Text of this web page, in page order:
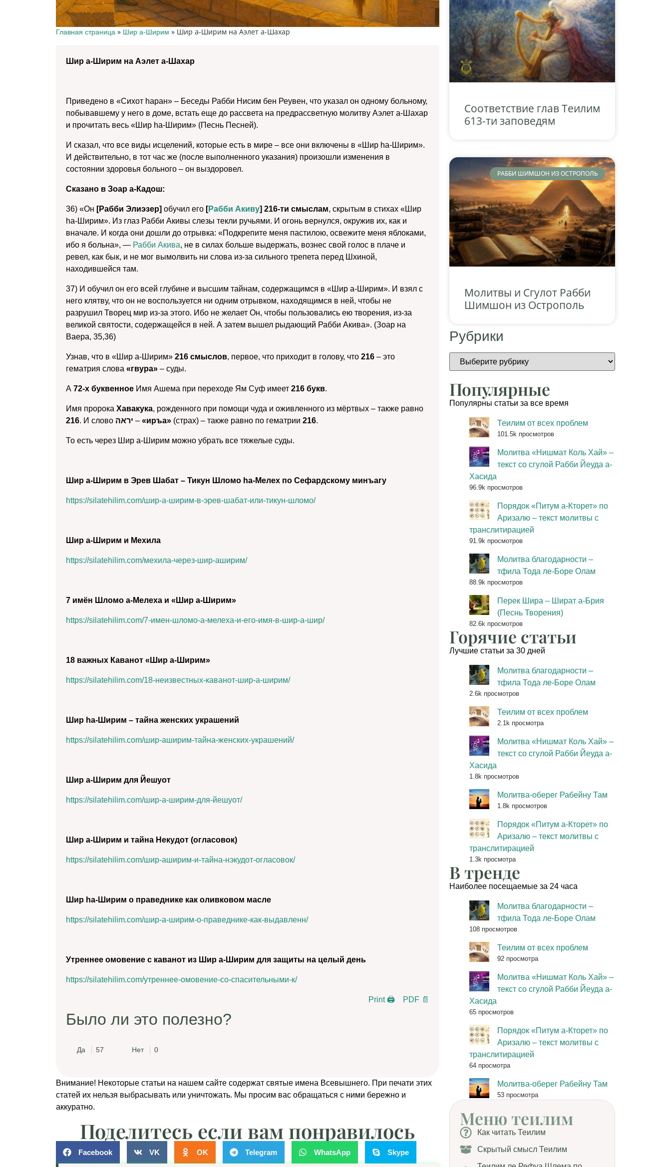
Главная страница » Шир а-Ширим » Шир а-Ширим на Аэлет а-Шахар
Шир а-Ширим на Аэлет а-Шахар
Приведено в «Сихот hаран» – Беседы Рабби Нисим бен Реувен, что указал он одному больному,
побывавшему у него в доме, встать еще до рассвета на предрассветную молитву Аэлет а-Шахар
и прочитать весь «Шир hа-Ширим» (Песнь Песней).
И сказал, что все виды исцелений, которые есть в мире – все они включены в «Шир hа-Ширим».
И действительно, в тот час же (после выполненного указания) произошли изменения в
состоянии здоровья больного – он выздоровел.
Сказано в Зоар а-Кадош:
36) «Он [Рабби Элиэзер] обучил его [Рабби Акиву] 216-ти смыслам, скрытым в стихах «Шир
hа-Ширим». Из глаз Рабби Акивы слезы текли ручьями. И огонь вернулся, окружив их, как и
вначале. И когда они дошли до отрывка: «Подкрепите меня пастилою, освежите меня яблоками,
ибо я больна», — Рабби Акива, не в силах больше выдержать, вознес свой голос в плаче и
ревел, как бык, и не мог вымолвить ни слова из-за сильного трепета перед Шхиной,
находившейся там.
37) И обучил он его всей глубине и высшим тайнам, содержащимся в «Шир а-Ширим». И взял с
него клятву, что он не воспользуется ни одним отрывком, находящимся в ней, чтобы не
разрушил Творец мир из-за этого. Ибо не желает Он, чтобы пользовались ею творения, из-за
великой святости, содержащейся в ней. А затем вышел рыдающий Рабби Акива». (Зоар на
Ваера, 35,36)
Узнав, что в «Шир а-Ширим» 216 смыслов, первое, что приходит в голову, что 216 – это
гематрия слова «гвура» – суды.
А 72-х буквенное Имя Ашема при переходе Ям Суф имеет 216 букв.
Имя пророка Хавакука, рожденного при помощи чуда и оживленного из мёртвых – также равно
216. И слово יראה – «иръа» (страх) – также равно по гематрии 216.
То есть через Шир а-Ширим можно убрать все тяжелые суды.
Шир а-Ширим в Эрев Шабат – Тикун Шломо hа-Мелех по Сефардскому минъагу
https://silatehilim.com/шир-а-ширим-в-эрев-шабат-или-тикун-шломо/
Шир а-Ширим и Мехила
https://silatehilim.com/мехила-через-шир-аширим/
7 имён Шломо а-Мелеха и «Шир а-Ширим»
https://silatehilim.com/7-имен-шломо-а-мелеха-и-его-имя-в-шир-а-шир/
18 важных Каванот «Шир а-Ширим»
https://silatehilim.com/18-неизвестных-каванот-шир-а-ширим/
Шир hа-Ширим – тайна женских украшений
https://silatehilim.com/шир-аширим-тайна-женских-украшений/
Шир а-Ширим для Йешуот
https://silatehilim.com/шир-а-ширим-для-йешуот/
Шир а-Ширим и тайна Некудот (огласовок)
https://silatehilim.com/шир-аширим-и-тайна-нэкудот-огласовок/
Шир hа-Ширим о праведнике как оливковом масле
https://silatehilim.com/шир-а-ширим-о-праведнике-как-выдавленн/
Утреннее омовение с каванот из Шир а-Ширим для защиты на целый день
https://silatehilim.com/утреннее-омовение-со-спасительными-к/
Print 🖨 PDF 📄
Было ли это полезно?
Да 57 Нет 0
Внимание! Некоторые статьи на нашем сайте содержат святые имена Всевышнего. При печати этих
статей их нельзя выбрасывать или уничтожать. Мы просим вас обращаться с ними бережно и
аккуратно.
Поделитесь если вам понравилось
Facebook VK OK Telegram WhatsApp Skype
Соответствие глав Теилим
613-ти заповедям
РАББИ ШИМШОН ИЗ ОСТРОПОЛЬ
Молитвы и Сгулот Рабби
Шимшон из Острополь
Рубрики
Популярные
Популярны статьи за все время
Теилим от всех проблем
101.5k просмотров
Молитва «Нишмат Коль Хай» –
текст со сгулой Рабби Йеуда а-
Хасида
96.9k просмотров
Порядок «Питум а-Кторет» по
Аризалю – текст молитвы с
транслитирацией
91.9k просмотров
Молитва благодарности –
тфила Тода ле-Боре Олам
88.9k просмотров
Перек Шира – Шират а-Брия
(Песнь Творения)
82.6k просмотров
Горячие статьи
Лучшие статьи за 30 дней
Молитва благодарности –
тфила Тода ле-Боре Олам
2.6k просмотров
Теилим от всех проблем
2.1k просмотра
Молитва «Нишмат Коль Хай» –
текст со сгулой Рабби Йеуда а-
Хасида
1.8k просмотров
Молитва-оберег Рабейну Там
1.8k просмотров
Порядок «Питум а-Кторет» по
Аризалю – текст молитвы с
транслитирацией
1.3k просмотра
В тренде
Наиболее посещаемые за 24 часа
Молитва благодарности –
тфила Тода ле-Боре Олам
108 просмотров
Теилим от всех проблем
92 просмотра
Молитва «Нишмат Коль Хай» –
текст со сгулой Рабби Йеуда а-
Хасида
65 просмотров
Порядок «Питум а-Кторет» по
Аризалю – текст молитвы с
транслитирацией
64 просмотра
Молитва-оберег Рабейну Там
53 просмотра
Меню теилим
Как читать Теилим
Скрытый смысл Теилим